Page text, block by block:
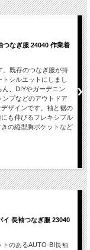
なぎ服 24040 作業着
。既存のつなぎ服が持
シルエットにしまし
、DIYやガーデニン
プなどのアウトドア
ザインです。袖と裾の
も伸びるフレキシブル
の縦型胸ポケットなど
長袖つなぎ服 23040
トのあるAUTO-BI長袖